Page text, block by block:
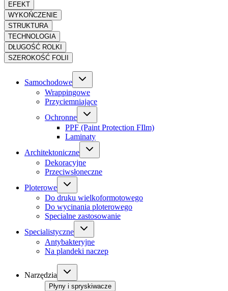
EFEKT
WYKOŃCZENIE
STRUKTURA
TECHNOLOGIA
DŁUGOŚĆ ROLKI
SZEROKOŚĆ FOLII
Samochodowe
Wrappingowe
Przyciemniające
Ochronne
PPF (Paint Protection FIlm)
Laminaty
Architektoniczne
Dekoracyjne
Przeciwsłoneczne
Ploterowe
Do druku wielkoformotowego
Do wycinania ploterowego
Specialne zastosowanie
Specialistyczne
Antybakteryjne
Na plandeki naczep
Narzędzia
Płyny i spryskiwacze